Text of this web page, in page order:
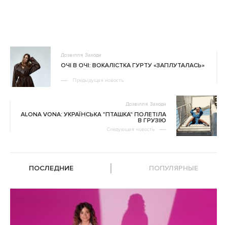
Дозвілля Заходи
ОЧІ В ОЧІ: ВОКАЛІСТКА ГУРТУ «ЗАПЛУТАЛАСЬ»
Предыдущая новость
Дозвілля Заходи
ALONA VONA: УКРАЇНСЬКА "ПТАШКА" ПОЛЕТІЛА
В ГРУЗІЮ
Следующая новость
ПОСЛЕДНИЕ ПОПУЛЯРНЫЕ